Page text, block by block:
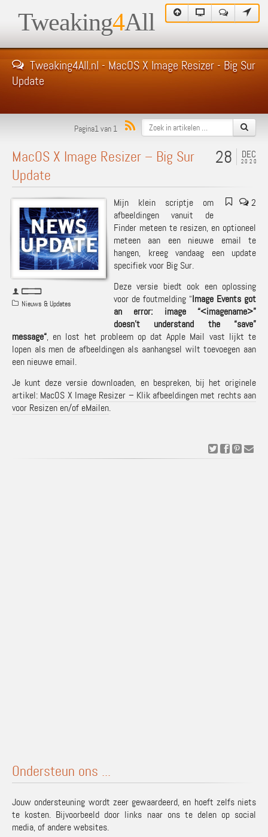
Tweaking4All
Tweaking4All.nl - MacOS X Image Resizer - Big Sur
Update
Pagina1 van 1
DEC
2020
28
MacOS X Image Resizer – Big Sur
Update
Nieuws & Updates
2
Mijn klein scriptje om
afbeeldingen vanuit de
Finder meteen te resizen, en optioneel
meteen aan een nieuwe email te
hangen, kreeg vandaag een update
specifiek voor Big Sur.
Deze versie biedt ook een oplossing
voor de foutmelding “Image Events got
an error: image “<imagename>”
doesn’t understand the “save”
message“, en lost het probleem op dat Apple Mail vast lijkt te
lopen als men de afbeeldingen als aanhangsel wilt toevoegen aan
een nieuwe email.
Je kunt deze versie downloaden, en bespreken, bij het originele
artikel: MacOS X Image Resizer – Klik afbeeldingen met rechts aan
voor Resizen en/of eMailen.
Ondersteun ons ...
Jouw ondersteuning wordt zeer gewaardeerd, en hoeft zelfs niets
te kosten. Bijvoorbeeld door links naar ons te delen op social
media, of andere websites.